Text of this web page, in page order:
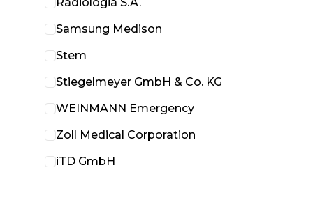
Samsung Medison
Stem
Stiegelmeyer GmbH & Co. KG
WEINMANN Emergency
Zoll Medical Corporation
iTD GmbH